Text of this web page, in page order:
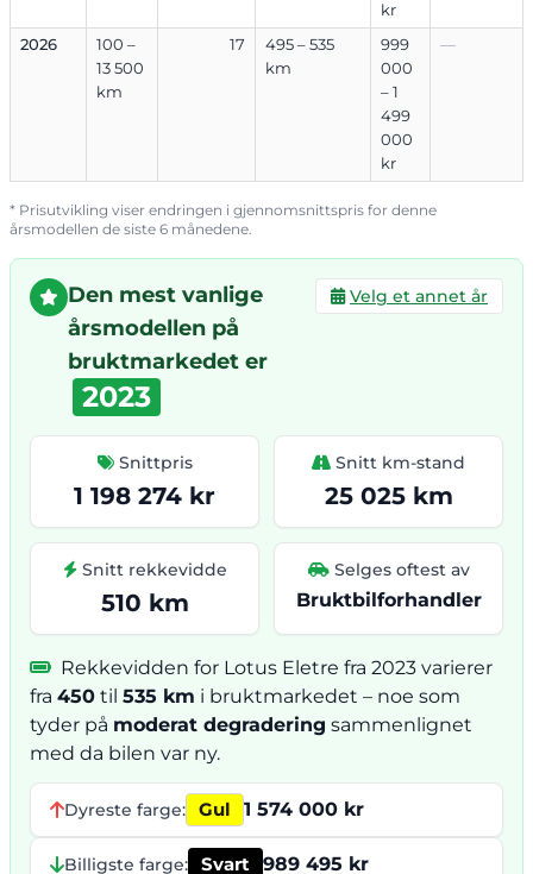
kr
2026
100 –
13 500
km
17
495 – 535
km
999
000
– 1
499
000
kr
—
* Prisutvikling viser endringen i gjennomsnittspris for denne
årsmodellen de siste 6 månedene.
Den mest vanlige
årsmodellen på
bruktmarkedet er
2023
Velg et annet år
Snittpris
1 198 274 kr
Snitt km-stand
25 025 km
Snitt rekkevidde
510 km
Selges oftest av
Bruktbilforhandler
Rekkevidden for Lotus Eletre fra 2023 varierer
fra 450 til 535 km i bruktmarkedet – noe som
tyder på moderat degradering sammenlignet
med da bilen var ny.
Dyreste farge: Gul 1 574 000 kr
Billigste farge: Svart 989 495 kr